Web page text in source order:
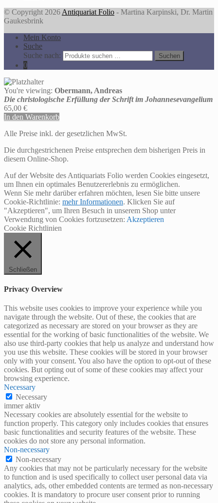
© Copyright 2026 Antiquariat Folio - Martina Karpinski, Dr. Martin
Gaukesbrink
Mein Konto
Suche
Suche nach:
Suchen
0
You're viewing: Obermann, Andreas
Die christologische Erfüllung der Schrift im Johannesevangelium
65,00 €
In den Warenkorb
Alle Preise inkl. der gesetzlichen MwSt.
Die durchgestrichenen Preise entsprechen dem bisherigen Preis in
diesem Online-Shop.
Auf der Website des Antiquariats Folio werden Cookies eingesetzt,
um Ihnen ein optimales Benutzererlebnis zu ermöglichen.
Wenn Sie mehr darüber erfahren möchten, lesen Sie bitte unsere
Cookie-Richtlinie: mehr Informationen. Klicken Sie auf
"Akzeptieren", um Ihren Besuch in unserem Shop unter
Verwendung von Cookies fortzusetzen: Akzeptieren
Cookie Richtlinien
Schließen
Privacy Overview
This website uses cookies to improve your experience while you
navigate through the website. Out of these, the cookies that are
categorized as necessary are stored on your browser as they are
essential for the working of basic functionalities of the website. We
also use third-party cookies that help us analyze and understand how
you use this website. These cookies will be stored in your browser
only with your consent. You also have the option to opt-out of these
cookies. But opting out of some of these cookies may affect your
browsing experience.
Necessary
Necessary
immer aktiv
Necessary cookies are absolutely essential for the website to
function properly. This category only includes cookies that ensures
basic functionalities and security features of the website. These
cookies do not store any personal information.
Non-necessary
Non-necessary
Any cookies that may not be particularly necessary for the website
to function and is used specifically to collect user personal data via
analytics, ads, other embedded contents are termed as non-necessary
cookies. It is mandatory to procure user consent prior to running